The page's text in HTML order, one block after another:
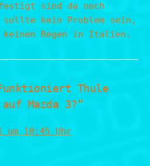
sind da noch
sollte kein Problem sein,
Regen in Italien.
Thule
Mazda 3?”
um 10:45 Uhr